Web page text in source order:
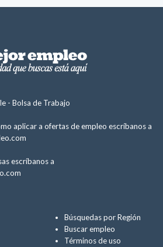
- Bolsa de Trabajo
aplicar a ofertas de empleo escríbanos a
escríbanos a
Búsquedas por Región
Buscar empleo
Términos de uso